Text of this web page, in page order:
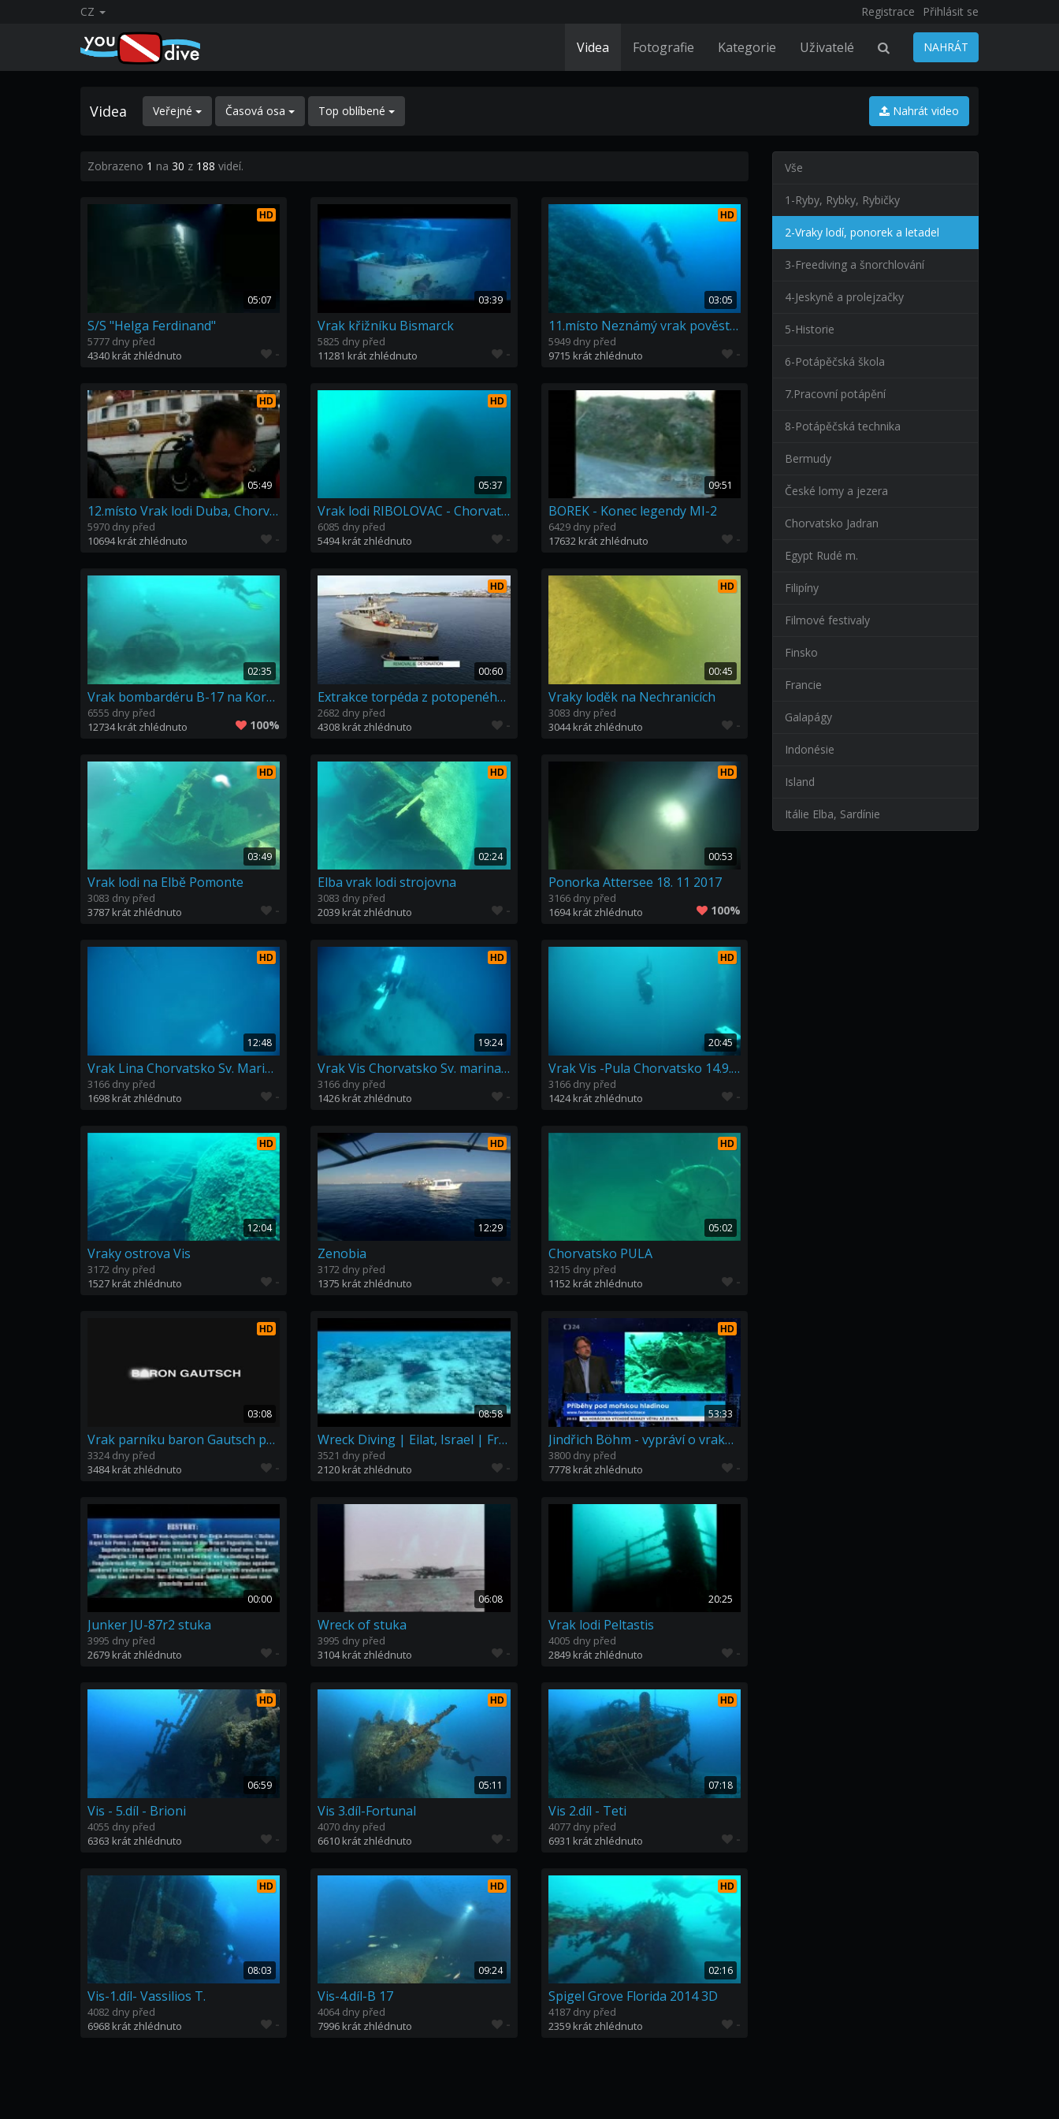
CZ Registrace Přihlásit se
Videa Fotografie Kategorie Uživatelé NAHRÁT
Videa Veřejné Časová osa Top oblíbené Nahrát video
Zobrazeno 1 na 30 z 188 videí.
HD
05:07
S/S "Helga Ferdinand"
5777 dny před
4340 krát zhlédnuto
-
03:39
Vrak křižníku Bismarck
5825 dny před
11281 krát zhlédnuto
-
HD
03:05
11.místo Neznámý vrak pověsti Titanicu v Chorvatsku Soutez
5949 dny před
9715 krát zhlédnuto
-
HD
05:49
12.místo Vrak lodi Duba, Chorvatsko, loď Bodul - HD SOUTEZ
5970 dny před
10694 krát zhlédnuto
-
HD
05:37
Vrak lodi RIBOLOVAC - Chorvatsko hd
6085 dny před
5494 krát zhlédnuto
-
09:51
BOREK - Konec legendy MI-2
6429 dny před
17632 krát zhlédnuto
-
02:35
Vrak bombardéru B-17 na Korsice
6555 dny před
12734 krát zhlédnuto
100%
HD
00:60
Extrakce torpéda z potopeného vraku lodi
2682 dny před
4308 krát zhlédnuto
-
HD
00:45
Vraky loděk na Nechranicích
3083 dny před
3044 krát zhlédnuto
-
HD
03:49
Vrak lodi na Elbě Pomonte
3083 dny před
3787 krát zhlédnuto
-
HD
02:24
Elba vrak lodi strojovna
3083 dny před
2039 krát zhlédnuto
-
HD
00:53
Ponorka Attersee 18. 11 2017
3166 dny před
1694 krát zhlédnuto
100%
HD
12:48
Vrak Lina Chorvatsko Sv. Marina 17.6.2016
3166 dny před
1698 krát zhlédnuto
-
HD
19:24
Vrak Vis Chorvatsko Sv. marina 19.6.2016
3166 dny před
1426 krát zhlédnuto
-
HD
20:45
Vrak Vis -Pula Chorvatsko 14.9.2016
3166 dny před
1424 krát zhlédnuto
-
HD
12:04
Vraky ostrova Vis
3172 dny před
1527 krát zhlédnuto
-
HD
12:29
Zenobia
3172 dny před
1375 krát zhlédnuto
-
HD
05:02
Chorvatsko PULA
3215 dny před
1152 krát zhlédnuto
-
HD
03:08
Vrak parníku baron Gautsch po 100 letech
3324 dny před
3484 krát zhlédnuto
-
08:58
Wreck Diving | Eilat, Israel | Freediver HD | Satil
3521 dny před
2120 krát zhlédnuto
-
HD
53:33
Jindřich Böhm - vypráví o vrakovém potápění
3800 dny před
7778 krát zhlédnuto
-
00:00
Junker JU-87r2 stuka
3995 dny před
2679 krát zhlédnuto
-
06:08
Wreck of stuka
3995 dny před
3104 krát zhlédnuto
-
20:25
Vrak lodi Peltastis
4005 dny před
2849 krát zhlédnuto
-
HD
06:59
Vis - 5.díl - Brioni
4055 dny před
6363 krát zhlédnuto
-
HD
05:11
Vis 3.díl-Fortunal
4070 dny před
6610 krát zhlédnuto
-
HD
07:18
Vis 2.díl - Teti
4077 dny před
6931 krát zhlédnuto
-
HD
08:03
Vis-1.díl- Vassilios T.
4082 dny před
6968 krát zhlédnuto
-
HD
09:24
Vis-4.díl-B 17
4064 dny před
7996 krát zhlédnuto
-
HD
02:16
Spigel Grove Florida 2014 3D
4187 dny před
2359 krát zhlédnuto
-
Vše
1-Ryby, Rybky, Rybičky
2-Vraky lodí, ponorek a letadel
3-Freediving a šnorchlování
4-Jeskyně a prolejzačky
5-Historie
6-Potápěčská škola
7.Pracovní potápění
8-Potápěčská technika
Bermudy
České lomy a jezera
Chorvatsko Jadran
Egypt Rudé m.
Filipíny
Filmové festivaly
Finsko
Francie
Galapágy
Indonésie
Island
Itálie Elba, Sardínie